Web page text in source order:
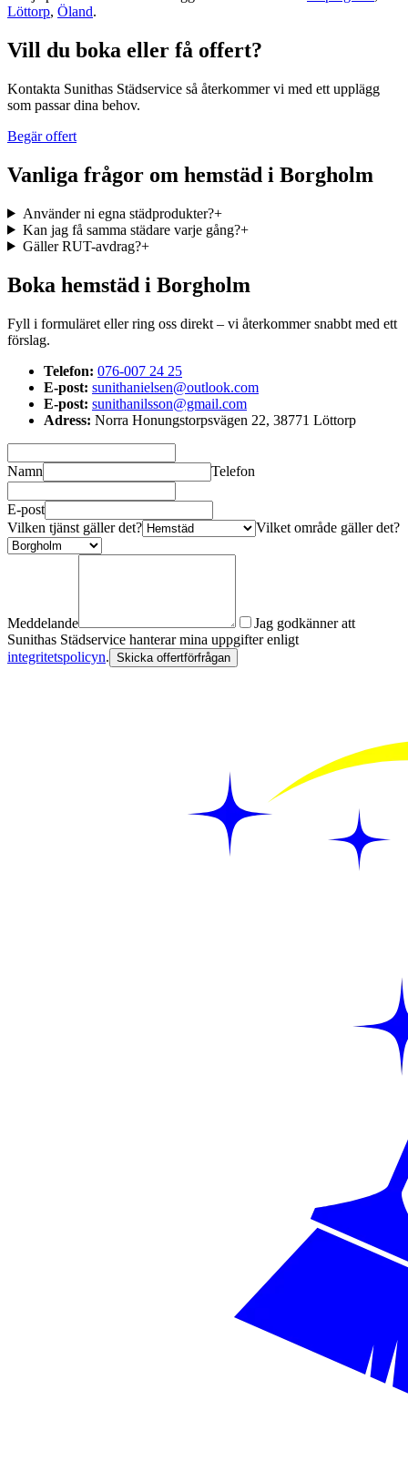
Löttorp, Öland.
Vill du boka eller få offert?
Kontakta Sunithas Städservice så återkommer vi med ett upplägg
som passar dina behov.
Begär offert
Vanliga frågor om hemstäd i Borgholm
Använder ni egna städprodukter?+
Kan jag få samma städare varje gång?+
Gäller RUT-avdrag?+
Boka hemstäd i Borgholm
Fyll i formuläret eller ring oss direkt – vi återkommer snabbt med ett
förslag.
Telefon: 076-007 24 25
E-post: sunithanielsen@outlook.com
E-post: sunithanilsson@gmail.com
Adress: Norra Honungstorpsvägen 22, 38771 Löttorp
Namn Telefon
E-post
Vilken tjänst gäller det?
Vilket område gäller det?
Meddelande
Jag godkänner att
Sunithas Städservice hanterar mina uppgifter enligt
integritetspolicyn. Skicka offertförfrågan